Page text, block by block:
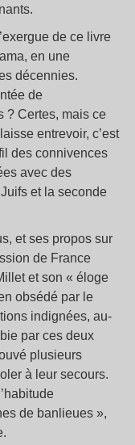
de ce livre
en une
décennies.
de
? Certes, mais ce
entrevoir, c’est
des connivences
avec des
et la seconde
et ses propos sur
de France
et son « éloge
obsédé par le
indignées, au-
par ces deux
plusieurs
à leur secours.
de banlieues »,